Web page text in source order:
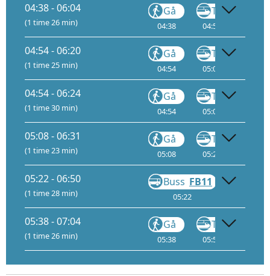
04:38 - 06:04
(1 time 26 min)
Gå
04:38
Tog
04:54
04:54 - 06:20
(1 time 25 min)
Gå
04:54
Tog
05:08
04:54 - 06:24
(1 time 30 min)
Gå
04:54
Tog
05:08
05:08 - 06:31
(1 time 23 min)
Gå
05:08
Tog
05:24
05:22 - 06:50
(1 time 28 min)
Buss FB11
05:22
05:38 - 07:04
(1 time 26 min)
Gå
05:38
Tog
05:54